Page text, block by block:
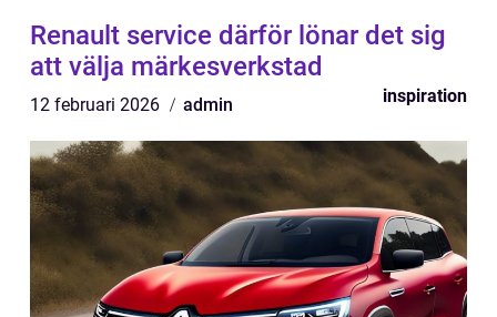
Renault service därför lönar det sig
att välja märkesverkstad
12 februari 2026 admin inspiration